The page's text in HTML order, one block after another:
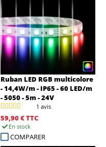
Ruban LED RGB multicolore
- 14,4W/m - IP65 - 60 LED/m
- 5050 - 5m - 24V
1 avis
59,90 €TTC
En stock
COMPARER